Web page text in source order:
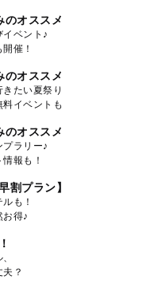
のオススメ
ベント♪
催！
のオススメ
たい夏祭り
イベントも
のオススメ
ラリー♪
報も！
割プラン】
も！
得♪
？